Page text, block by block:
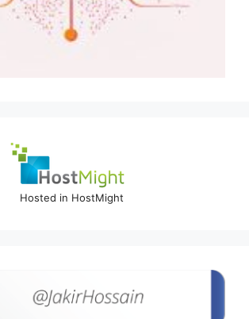
Hosted in HostMight